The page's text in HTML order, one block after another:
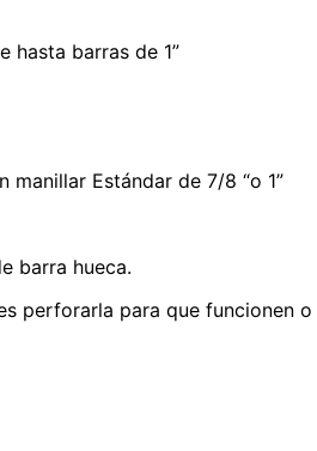
hasta barras de 1”
Estándar de 7/8 “o 1”
barra hueca.
perforarla para que funcionen